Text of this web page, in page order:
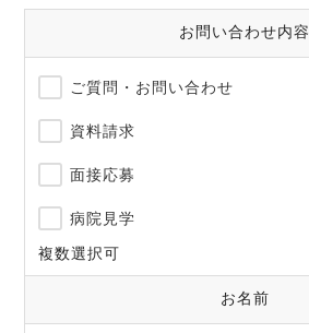
お問い合わせ内容
ご質問・お問い合わせ
資料請求
面接応募
病院見学
複数選択可
お名前